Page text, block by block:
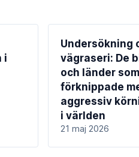
i
Undersökning
vägraseri: De
och länder
förknippade
aggressiv
i världen
21 maj 2026